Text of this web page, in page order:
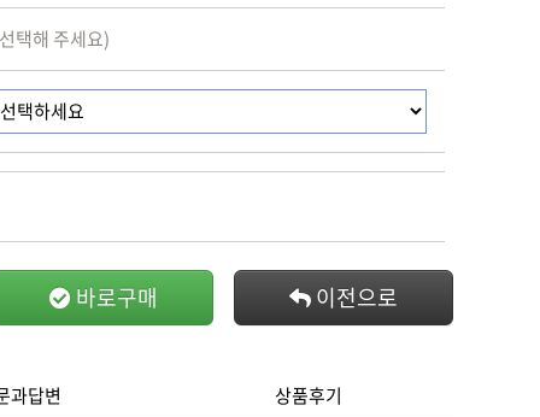
택해 주세요)
바로구매 이전으로
과답변 상품후기